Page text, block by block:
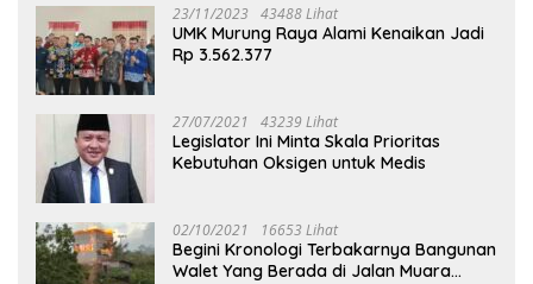
23/11/2023 43488 Lihat
UMK Murung Raya Alami Kenaikan Jadi
Rp 3.562.377
27/07/2021 43239 Lihat
Legislator Ini Minta Skala Prioritas
Kebutuhan Oksigen untuk Medis
02/10/2021 16653 Lihat
Begini Kronologi Terbakarnya Bangunan
Walet Yang Berada di Jalan Muara